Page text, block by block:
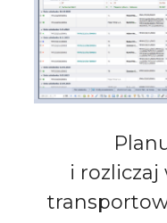
i rozliczaj